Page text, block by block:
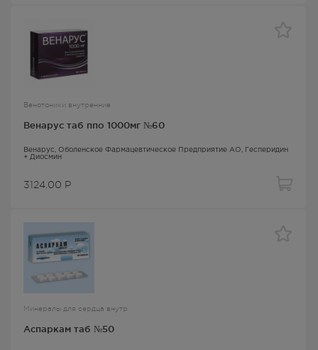
Венотоники внутренние
Венарус таб ппо 1000мг №60
Венарус , Оболенское Фармацевтическое Предприятие АО,
Гесперидин
+ Диосмин
3124.00 Р
Минералы для сердца внутр
Аспаркам таб №50